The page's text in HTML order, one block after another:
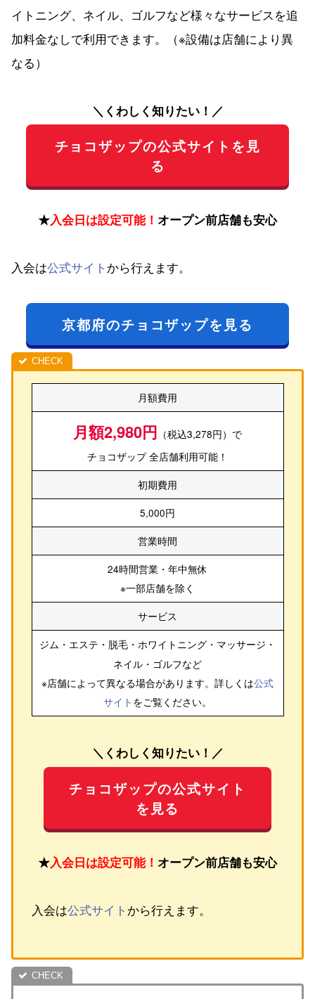
イトニング、ネイル、ゴルフなど様々なサービスを追
加料金なしで利用できます。（※設備は店舗により異
なる）
＼くわしく知りたい！／
チョコザップの公式サイトを見
る
★入会日は設定可能！ オープン前店舗も安心
入会は公式サイト から行えます。
京都府のチョコザップを見る
月額費用
月額2,980円 （税込3,278円）で
チョコザップ 全店舗利用可能！
初期費用
5,000円
営業時間
24時間営業・年中無休
※一部店舗を除く
サービス
ジム・エステ・脱毛・ホワイトニング・マッサージ・
ネイル・ゴルフなど
※店舗によって異なる場合があります。詳しくは公式
サイト をご覧ください。
＼くわしく知りたい！／
チョコザップの公式サイト
を見る
★入会日は設定可能！ オープン前店舗も安心
入会は公式サイト から行えます。